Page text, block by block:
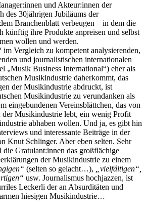
und Akteur:innen der
des 30jährigen Jubiläums der
Branchenblatt verbeugen – in dem die
künftig ihre Produkte anpreisen und selbst
wollen und werden.
Vergleich zu kompetent analysierenden,
und journalistischen internationalen
„Musik Business International“) eher als
Musikindustrie daherkommt, das
der Musikindustrie abdruckt, ist
Musikindustrie zu verundanken als
eingebundenen Vereinsblättchen, das von
der Musikindustrie lebt, ein wenig Profit
abhaben wollen. Und ja, es gibt hin
und interessante Beiträge in der
Knut Schlinger. Aber eben selten. Sehr
die Gratulant:innen das großflächige
der Musikindustrie zu einem
(selten so gelacht…),
„vielfältigen“,
usw. Journalismus hochjazzen, ist
Leckerli der an Absurditäten und
hiesigen Musikindustrie…